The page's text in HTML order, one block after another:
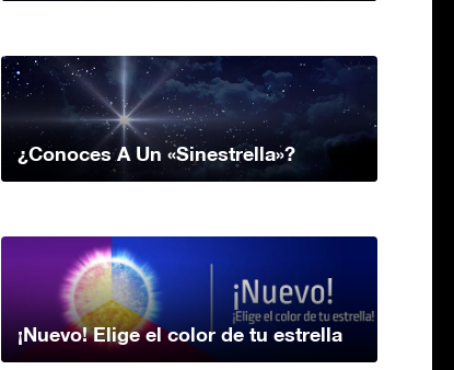
¿Conoces A Un «Sinestrella»?
¡Nuevo! Elige el color de tu estrella